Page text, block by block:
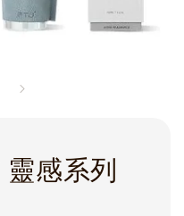
靈感系列